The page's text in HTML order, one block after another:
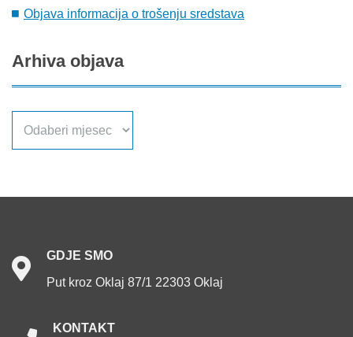
Objava informacija o trošenju sredstava
Arhiva objava
GDJE SMO
Put kroz Oklaj 87/1 22303 Oklaj
KONTAKT